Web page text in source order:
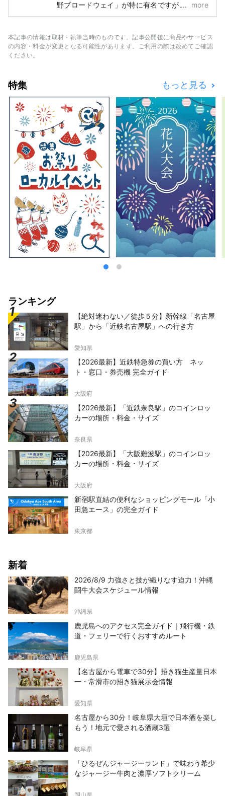
野ブロードウェイ」が特に有名ですが、それ以
外にも歴史ある神社・仏閣やグルメなど、多く
「100年に1度」とも言われる再開発が進み、
まちの移り変わりが進む一方、昔ながらの人情
いうまちの特徴にもつながっています。
more
本記事の情報は取材・執筆当時のものです。記事公開後に商品やサービス
の内容・料金が変更となる可能性があります。ご利用の際は改めてご確認
ください。
特集 もっと見る
ランキング
【絶対迷わない／徒歩５分】新幹線「名古屋
駅」から「近鉄名古屋駅」への行き方
愛知県
【2026最新】近鉄特急券の買い方 ネッ
ト・窓口・券売機 完全ガイド
大阪府
【2026最新】「近鉄奈良駅」のコインロッ
カーの場所・料金・サイズ
奈良県
【2026最新】「大阪難波駅」のコインロッ
カーの場所・料金・サイズ
大阪府
新宿駅直結の便利なショッピングモール「小
田急エース」の完全ガイド
東京都
新着
2026/8/9 力強さと技が織りなす迫力！沖縄
闘牛大会スケジュール情報
沖縄県
鹿児島へのアクセス完全ガイド｜飛行機・鉄
道・フェリーで行くおすすめルート
鹿児島県
【名古屋から電車で30分】招き猫生産量日本
一・常滑市の招き猫展示会情報
愛知県
名古屋から30分！岐阜県大垣で日本酒を楽し
もう！地元で愛される酒蔵3選
岐阜県
「ひるぜんジャージーランド」で味わう希少
なジャージー牛肉と濃厚ソフトクリーム